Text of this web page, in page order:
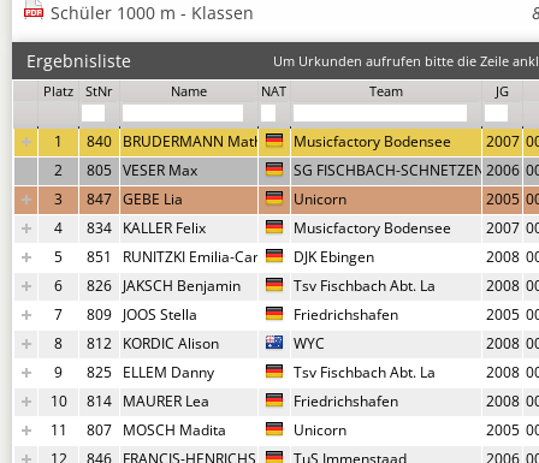
Schüler 1000 m - Klassen
Ergebnisliste
Um Urkunden aufrufen bitte die Zeile
Platz
StNr Name NAT Team JG
1 840 BRUDERMANN Matheo Musicfactory Bodensee 2007
2
805 VESER Max SG FISCHBACH-SCHNETZENHAUSE
2006
3
847 GEBE Lia Unicorn 2005
4
834 KALLER Felix Musicfactory Bodensee 2007
5
851 RUNITZKI Emilia-Carlotta DJK Ebingen 2008
6
826 JAKSCH Benjamin Tsv Fischbach Abt. La 2008
7
809 JOOS Stella Friedrichshafen 2005
8
812 KORDIC Alison WYC 2008
9
825 ELLEM Danny Tsv Fischbach Abt. La 2008
10
814 MAURER Lea Friedrichshafen 2008
11
807 MOSCH Madita Unicorn 2005
12
846 FRANCIS-HENRICHSEN Leslie Arne
TuS Immenstaad 2006